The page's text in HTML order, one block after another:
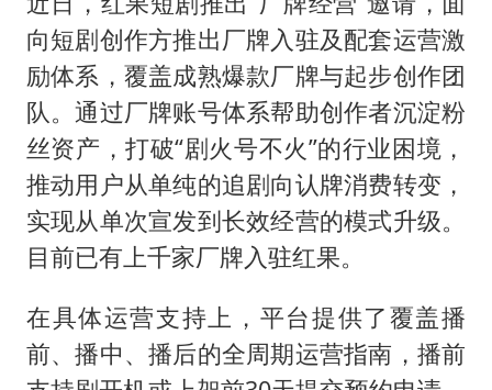
向短剧创作方推出厂牌入驻及配套运营激
励体系，覆盖成熟爆款厂牌与起步创作团
队。通过厂牌账号体系帮助创作者沉淀粉
丝资产，打破“剧火号不火”的行业困境，
推动用户从单纯的追剧向认牌消费转变，
实现从单次宣发到长效经营的模式升级。
目前已有上千家厂牌入驻红果。
在具体运营支持上，平台提供了覆盖播
前、播中、播后的全周期运营指南，播前